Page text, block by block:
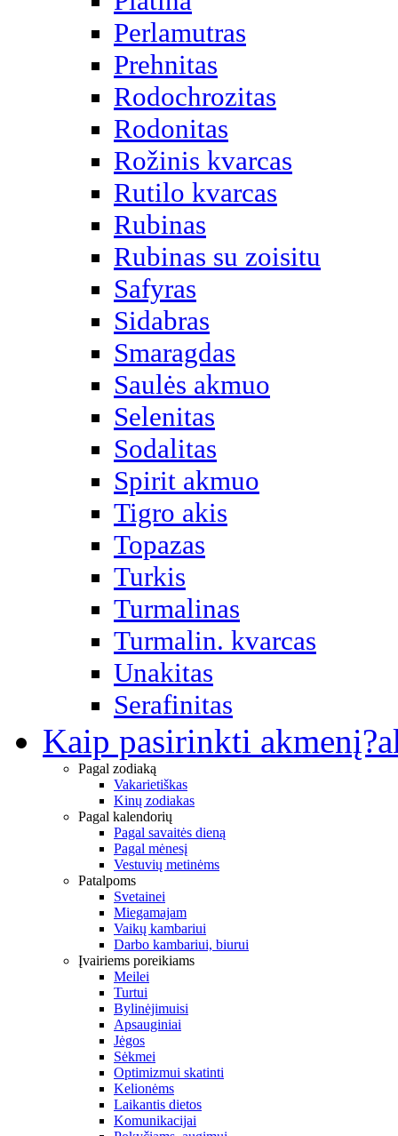
Perlamutras
Prehnitas
Rodochrozitas
Rodonitas
Rožinis kvarcas
Rutilo kvarcas
Rubinas
Rubinas su zoisitu
Safyras
Sidabras
Smaragdas
Saulės akmuo
Selenitas
Sodalitas
Spirit akmuo
Tigro akis
Topazas
Turkis
Turmalinas
Turmalin. kvarcas
Unakitas
Serafinitas
Kaip pasirinkti akmenį?
Pagal zodiaką
Vakarietiškas
Kinų zodiakas
Pagal kalendorių
Pagal savaitės dieną
Pagal mėnesį
Vestuvių metinėms
Patalpoms
Svetainei
Miegamajam
Vaikų kambariui
Darbo kambariui, biurui
Įvairiems poreikiams
Meilei
Turtui
Bylinėjimuisi
Apsauginiai
Jėgos
Sėkmei
Optimizmui skatinti
Kelionėms
Laikantis dietos
Komunikacijai